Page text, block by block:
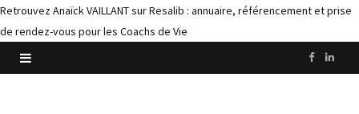
Retrouvez Anaïck VAILLANT sur Resalib : annuaire, référencement et prise
de rendez-vous pour les Coachs de Vie
F L